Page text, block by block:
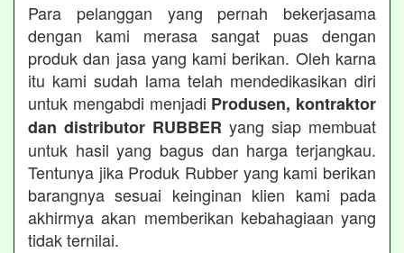
Para pelanggan yang pernah bekerjasama
dengan kami merasa sangat puas dengan
produk dan jasa yang kami berikan. Oleh karna
itu kami sudah lama telah mendedikasikan diri
untuk mengabdi menjadi Produsen, kontraktor
dan distributor RUBBER yang siap membuat
untuk hasil yang bagus dan harga terjangkau.
Tentunya jika Produk Rubber yang kami berikan
barangnya sesuai keinginan klien kami pada
akhirmya akan memberikan kebahagiaan yang
tidak ternilai.